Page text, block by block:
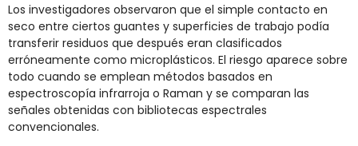
Los investigadores observaron que el simple contacto en
seco entre ciertos guantes y superficies de trabajo podía
transferir residuos que después eran clasificados
erróneamente como microplásticos. El riesgo aparece sobre
todo cuando se emplean métodos basados en
espectroscopía infrarroja o Raman y se comparan las
señales obtenidas con bibliotecas espectrales
convencionales.